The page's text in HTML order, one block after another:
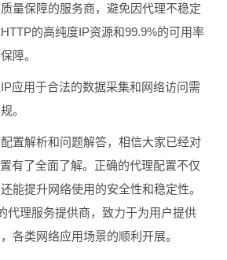
量保障的服务商，避免因代理不稳定
的高纯度IP资源和99.9%的可用率
障。
应用于合法的数据采集和网络访问需
。
置解析和问题解答，相信大家已经对
有了全面了解。正确的代理配置不仅
能提升网络使用的安全性和稳定性。
代理服务提供商，致力于为用户提供
各类网络应用场景的顺利开展。